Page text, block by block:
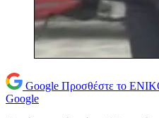
Google Προσθέστε το
Google